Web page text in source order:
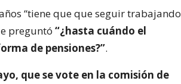
“tiene que que seguir trabajando
preguntó “¿hasta cuándo el
de pensiones?”.
que se vote en la comisión de